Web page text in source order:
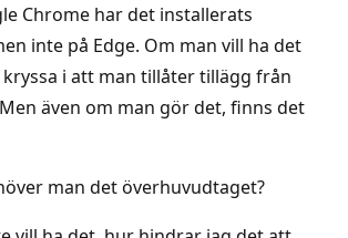
Chrome har det installerats
inte på Edge. Om man vill ha det
i att man tillåter tillägg från
även om man gör det, finns det
man det överhuvudtaget?